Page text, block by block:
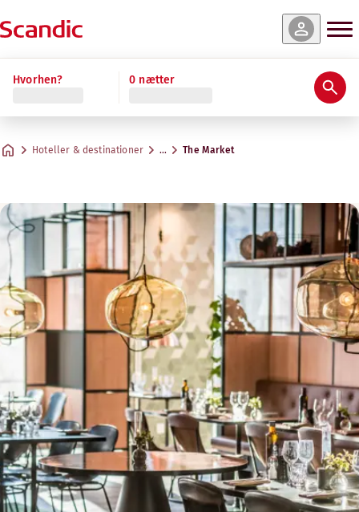
Hvorhen? 0 nætter
Hoteller & destinationer … The Market